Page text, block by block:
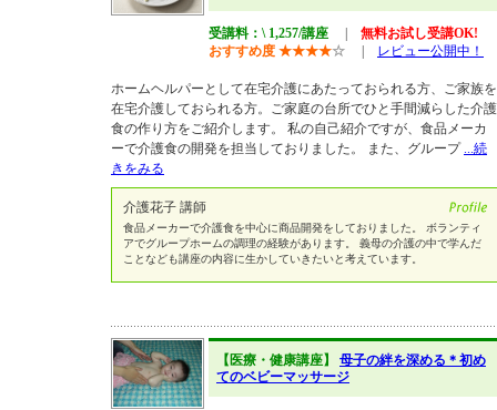
受講料：\ 1,257/講座
無料お試し受講OK!
おすすめ度 ★★★★☆ レビュー公開中！
ホームヘルパーとして在宅介護にあたっておられる方、ご家族を
在宅介護しておられる方。ご家庭の台所でひと手間減らした介護
食の作り方をご紹介します。 私の自己紹介ですが、食品メーカ
ーで介護食の開発を担当しておりました。 また、グループ ...続
きをみる
介護花子 講師
食品メーカーで介護食を中心に商品開発をしておりました。 ボランティ
アでグループホームの調理の経験があります。 義母の介護の中で学んだ
ことなども講座の内容に生かしていきたいと考えています。
【医療・健康講座】 母子の絆を深める＊初め
てのベビーマッサージ